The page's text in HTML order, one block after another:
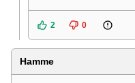
2 0
Hamme